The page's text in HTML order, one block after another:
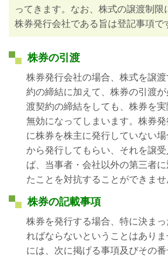
ってきます。なお、株式の譲渡制限
株券発行会社である旨は登記事項で
株券の引渡
株券発行会社の場合、株式を譲
約の締結に加えて、株券の引渡
渡契約の締結をしても、株券を
無効になってしまいます。株券
に株券を株主に発行していない
から発行してもらい、それを譲
ば、当事者・会社以外の第三者
たことを対抗することができませ
株券の記載事項
株券を発行する場合、特に決ま
ればならないということはあり
には、次に掲げる事項及びその